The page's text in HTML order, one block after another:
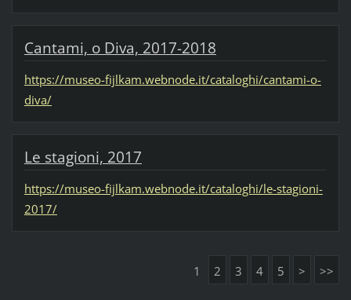
Cantami, o Diva, 2017-2018
https://museo-fijlkam.webnode.it/cataloghi/cantami-o-
diva/
Le stagioni, 2017
https://museo-fijlkam.webnode.it/cataloghi/le-stagioni-
2017/
1 2 3 4 5 > >>